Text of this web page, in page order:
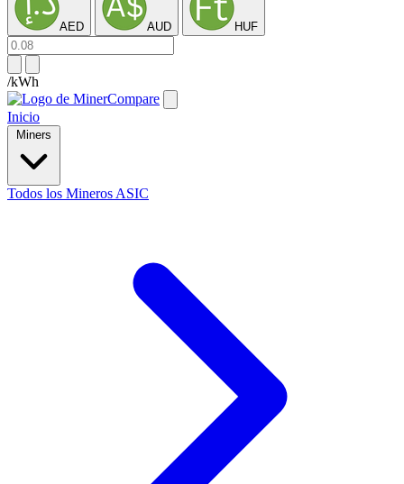
AED AUD HUF
/kWh
Inicio
Miners
Todos los Mineros ASIC